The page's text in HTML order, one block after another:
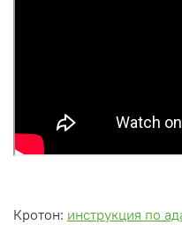
Кротон: инструкция по